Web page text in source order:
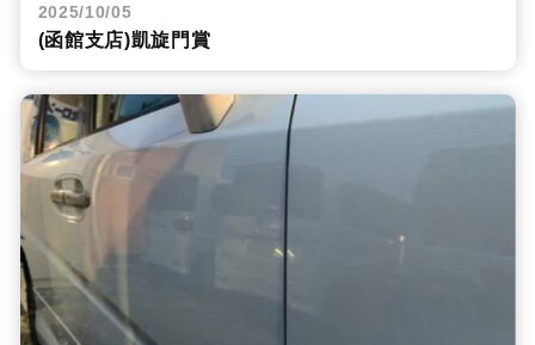
2025/10/05
(函館支店)凱旋門賞